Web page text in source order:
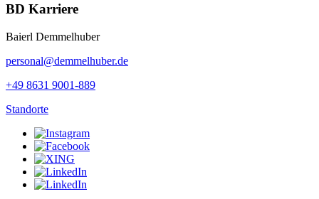
BD Karriere
Baierl Demmelhuber
personal@demmelhuber.de
+49 8631 9001-889
Standorte